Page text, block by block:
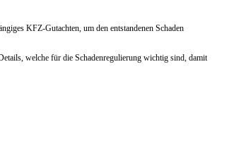
KFZ-Gutachten, um den entstandenen Schaden
welche für die Schadenregulierung wichtig sind, damit